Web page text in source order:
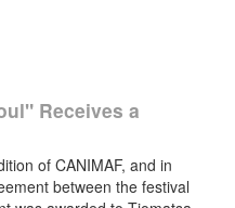
Receives a
of CANIMAF, and in
between the festival